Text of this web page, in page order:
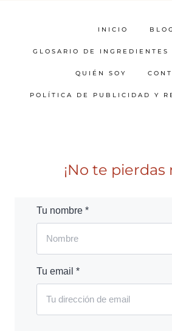
INICIO BLOG
GLOSARIO DE INGREDIENTES
QUIÉN SOY
POLÍTICA DE PUBLICIDAD Y
¡No te pierdas
Tu nombre *
Tu email *